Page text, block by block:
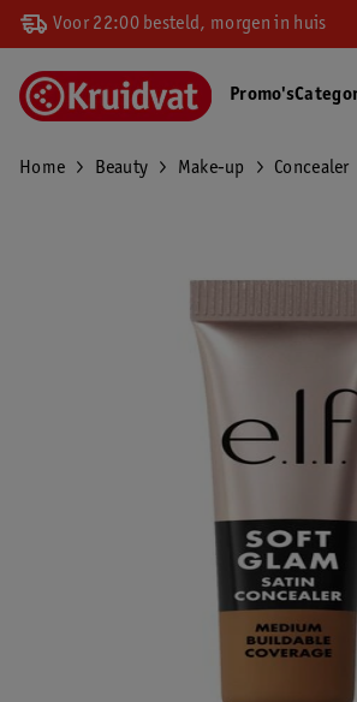
Voor 22:00 besteld, morgen in huis
Promo's
Home Beauty Make-up Concealer